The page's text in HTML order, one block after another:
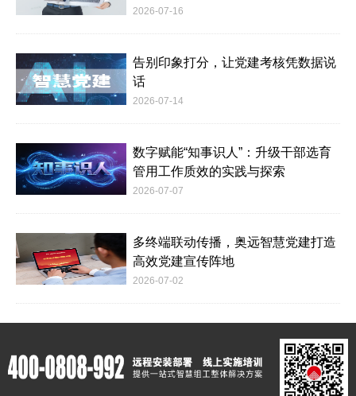
2026-07-16
告别印象打分，让党建考核凭数据说
话
2026-07-14
数字赋能“知事识人”：升级干部选育
管用工作质效的实践与探索
2026-07-07
多终端联动传播，奥远智慧党建打造
高效党建宣传阵地
2026-07-02